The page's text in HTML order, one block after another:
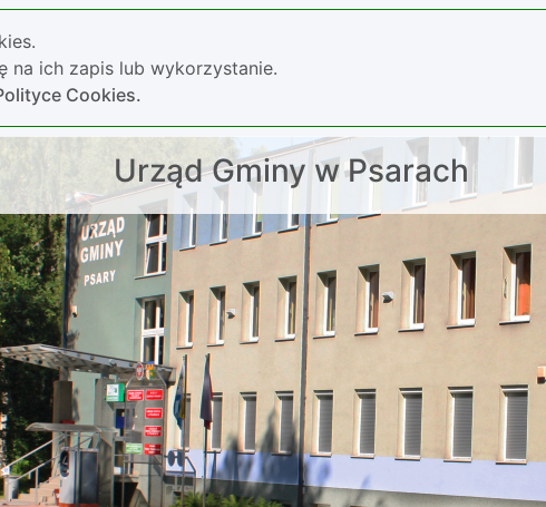
na ich zapis lub wykorzystanie.
Cookies.
Urząd Gminy w Psarach